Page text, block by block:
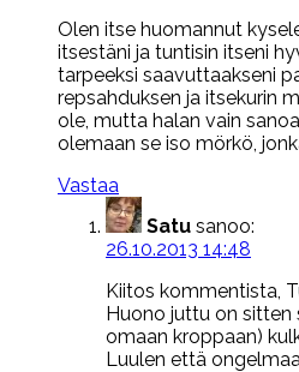
Olen itse huomannut
itsestäni ja tuntisin itseni
tarpeeksi saavuttaakseni
repsahduksen ja itsekurin
ole, mutta halan vain
olemaan se iso mörkö,
Vastaa
Satu sanoo:
26.10.2013 14:48
Kiitos kommentista,
Huono juttu on sitten
omaan kroppaan)
Luulen että